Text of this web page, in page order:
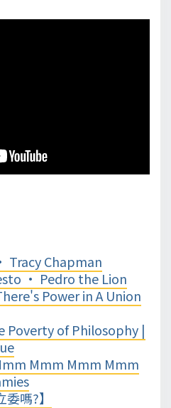
Tracy Chapman
• Pedro the Lion
Power in A Union
Poverty of Philosophy |
Mmm Mmm Mmm
嗎?】